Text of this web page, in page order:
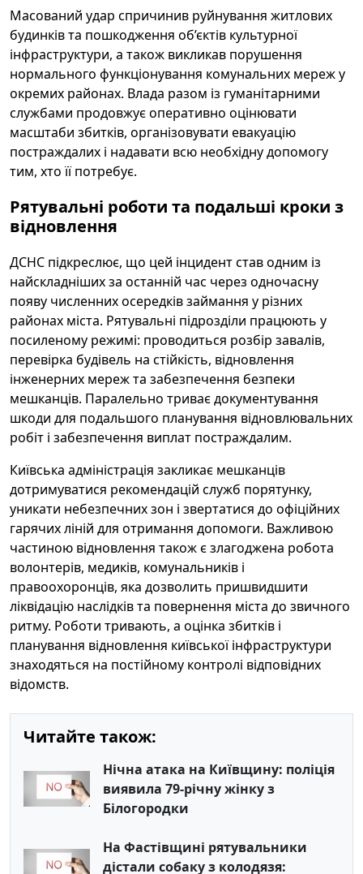
Масований удар спричинив руйнування житлових
будинків та пошкодження об’єктів культурної
інфраструктури, а також викликав порушення
нормального функціонування комунальних мереж у
окремих районах. Влада разом із гуманітарними
службами продовжує оперативно оцінювати
масштаби збитків, організовувати евакуацію
постраждалих і надавати всю необхідну допомогу
тим, хто її потребує.
Рятувальні роботи та подальші кроки з
відновлення
ДСНС підкреслює, що цей інцидент став одним із
найскладніших за останній час через одночасну
появу численних осередків займання у різних
районах міста. Рятувальні підрозділи працюють у
посиленому режимі: проводиться розбір завалів,
перевірка будівель на стійкість, відновлення
інженерних мереж та забезпечення безпеки
мешканців. Паралельно триває документування
шкоди для подальшого планування відновлювальних
робіт і забезпечення виплат постраждалим.
Київська адміністрація закликає мешканців
дотримуватися рекомендацій служб порятунку,
уникати небезпечних зон і звертатися до офіційних
гарячих ліній для отримання допомоги. Важливою
частиною відновлення також є злагоджена робота
волонтерів, медиків, комунальників і
правоохоронців, яка дозволить пришвидшити
ліквідацію наслідків та повернення міста до звичного
ритму. Роботи тривають, а оцінка збитків і
планування відновлення київської інфраструктури
знаходяться на постійному контролі відповідних
відомств.
Читайте також:
Нічна атака на Київщину: поліція
виявила 79-річну жінку з
Білогородки
На Фастівщині рятувальники
дістали собаку з колодязя: